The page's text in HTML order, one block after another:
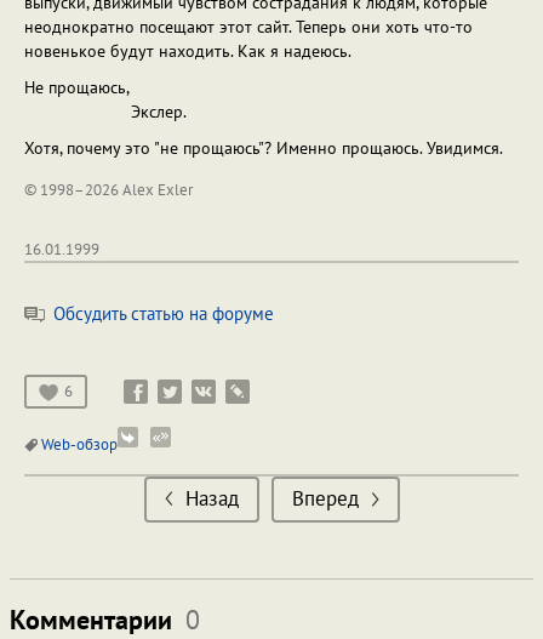
неоднократно посещают этот сайт. Теперь они хоть что-то
новенькое будут находить. Как я надеюсь.
Не прощаюсь,
Экслер.
Хотя, почему это "не прощаюсь"? Именно прощаюсь. Увидимся.
© 1998–2026 Alex Exler
16.01.1999
Обсудить статью на форуме
6
Web-обзор
Назад Вперед
Комментарии 0